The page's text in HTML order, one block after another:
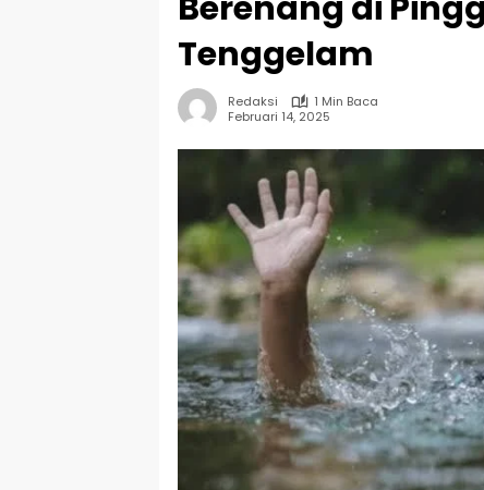
Tenggelam
Redaksi
1 Min Baca
Februari 14, 2025